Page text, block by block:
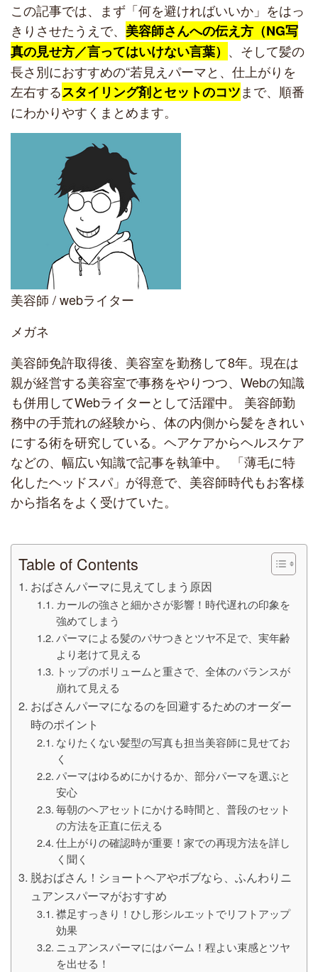
この記事では、まず「何を避ければいいか」をはっ
きりさせたうえで、 美容師さんへの伝え方（NG写
真の見せ方／言ってはいけない言葉） 、そして髪の
長さ別におすすめの“若見えパーマと、仕上がりを
左右するスタイリング剤とセットのコツまで、順番
にわかりやすくまとめます。
美容師 / webライター
メガネ
美容師免許取得後、美容室を勤務して8年。現在は
親が経営する美容室で事務をやりつつ、Webの知識
も併用してWebライターとして活躍中。 美容師勤
務中の手荒れの経験から、体の内側から髪をきれい
にする術を研究している。ヘアケアからヘルスケア
などの、幅広い知識で記事を執筆中。 「薄毛に特
化したヘッドスパ」が得意で、美容師時代もお客様
から指名をよく受けていた。
Table of Contents
おばさんパーマに見えてしまう原因
カールの強さと細かさが影響！時代遅れの印象を
強めてしまう
パーマによる髪のパサつきとツヤ不足で、実年齢
より老けて見える
トップのボリュームと重さで、全体のバランスが
崩れて見える
おばさんパーマになるのを回避するためのオーダー
時のポイント
なりたくない髪型の写真も担当美容師に見せてお
く
パーマはゆるめにかけるか、部分パーマを選ぶと
安心
毎朝のヘアセットにかける時間と、普段のセット
の方法を正直に伝える
仕上がりの確認時が重要！家での再現方法を詳し
く聞く
脱おばさん！ショートヘアやボブなら、ふんわりニ
ュアンスパーマがおすすめ
襟足すっきり！ひし形シルエットでリフトアップ
効果
ニュアンスパーマにはバーム！程よい束感とツヤ
を出せる！